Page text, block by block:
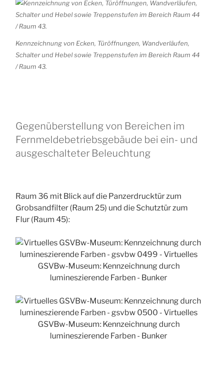
Kennzeichnung von Ecken, Türöffnungen, Wandverläufen,
Schalter und Hebel sowie Treppenstufen im Bereich Raum 44
/ Raum 43.
Gegenüberstellung von Bereichen im
Fernmeldebetriebsgebäude bei ein- und
ausgeschalteter Beleuchtung
Raum 36 mit Blick auf die Panzerdrucktür zum
Grobsandfilter (Raum 25) und die Schutztür zum
Flur (Raum 45):